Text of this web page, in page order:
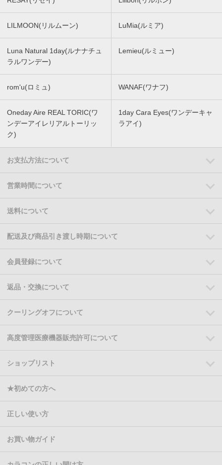
LILMOON(リルムーン) LuMia(ルミア)
Luna Natural 1day(ルナナチュ
ラルワンデー)
Lemieu(ルミュー)
rom'u(ロミュ) WANAF(ワナフ)
Oneday Aire REAL TORIC(ワ
ンデーアイレリアルトーリッ
ク)
1day Cara Eyes(ワンデーキャ
ラアイ)
お支払方法について
営業時間について
送料について
配送及び商品引き渡し時期について
会員登録について
返品・交換について
クーリングオフについて
高度管理医療機器販売許可について
ショップリスト
★初めての方へ
正しい使い方
お買い物ガイド